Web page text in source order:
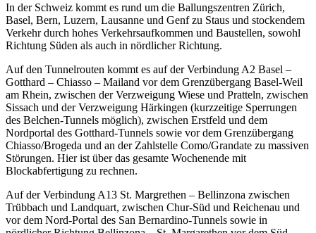
In der Schweiz kommt es rund um die Ballungszentren Zürich,
Basel, Bern, Luzern, Lausanne und Genf zu Staus und stockendem
Verkehr durch hohes Verkehrsaufkommen und Baustellen, sowohl
Richtung Süden als auch in nördlicher Richtung.
Auf den Tunnelrouten kommt es auf der Verbindung A2 Basel –
Gotthard – Chiasso – Mailand vor dem Grenzübergang Basel-Weil
am Rhein, zwischen der Verzweigung Wiese und Pratteln, zwischen
Sissach und der Verzweigung Härkingen (kurzzeitige Sperrungen
des Belchen-Tunnels möglich), zwischen Erstfeld und dem
Nordportal des Gotthard-Tunnels sowie vor dem Grenzübergang
Chiasso/Brogeda und an der Zahlstelle Como/Grandate zu massiven
Störungen. Hier ist über das gesamte Wochenende mit
Blockabfertigung zu rechnen.
Auf der Verbindung A13 St. Margrethen – Bellinzona zwischen
Trübbach und Landquart, zwischen Chur-Süd und Reichenau und
vor dem Nord-Portal des San Bernardino-Tunnels sowie in